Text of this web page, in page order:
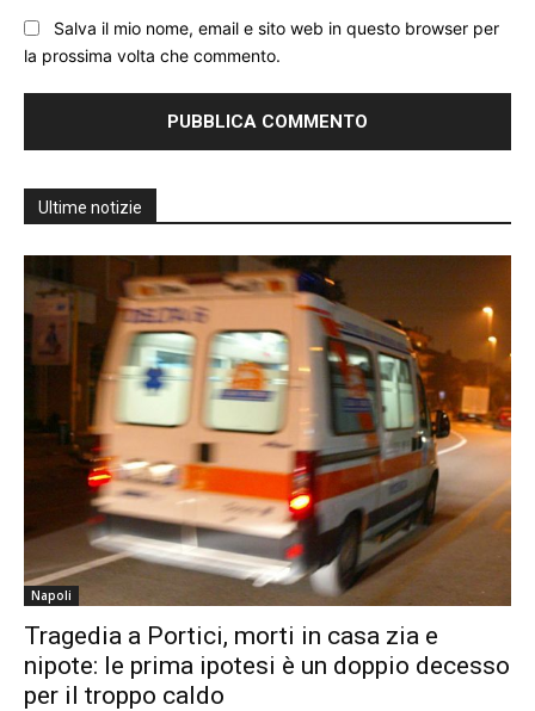
Salva il mio nome, email e sito web in questo browser per
la prossima volta che commento.
Ultime notizie
Napoli
Tragedia a Portici, morti in casa zia e
nipote: le prima ipotesi è un doppio decesso
per il troppo caldo